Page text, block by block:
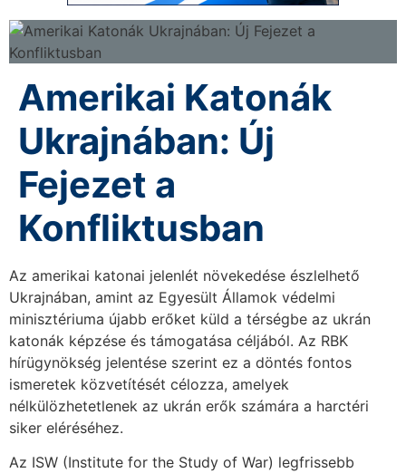
Amerikai Katonák
Ukrajnában: Új
Fejezet a
Konfliktusban
Az amerikai katonai jelenlét növekedése észlelhető
Ukrajnában, amint az Egyesült Államok védelmi
minisztériuma újabb erőket küld a térségbe az ukrán
katonák képzése és támogatása céljából. Az RBK
hírügynökség jelentése szerint ez a döntés fontos
ismeretek közvetítését célozza, amelyek
nélkülözhetetlenek az ukrán erők számára a harctéri
siker eléréséhez.
Az ISW (Institute for the Study of War) legfrissebb